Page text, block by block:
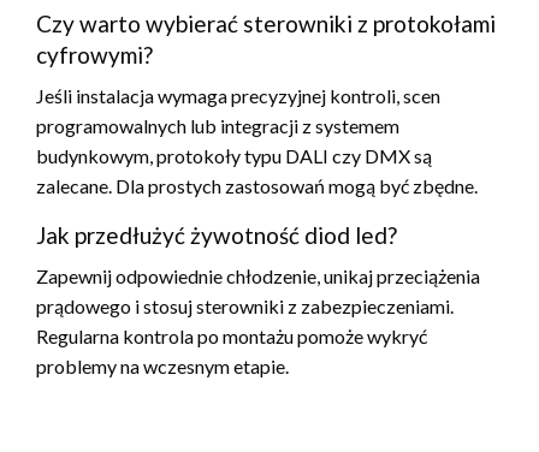
Czy warto wybierać sterowniki z protokołami
cyfrowymi?
Jeśli instalacja wymaga precyzyjnej kontroli, scen
programowalnych lub integracji z systemem
budynkowym, protokoły typu DALI czy DMX są
zalecane. Dla prostych zastosowań mogą być zbędne.
Jak przedłużyć żywotność diod led?
Zapewnij odpowiednie chłodzenie, unikaj przeciążenia
prądowego i stosuj sterowniki z zabezpieczeniami.
Regularna kontrola po montażu pomoże wykryć
problemy na wczesnym etapie.